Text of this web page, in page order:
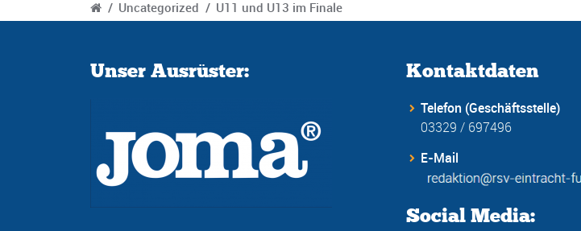
/ Uncategorized / U11 und U13 im Finale
Unser Ausrüster: Kontaktdaten
Telefon (Geschäftsstelle)
03329 / 697496
E-Mail
Social Media: